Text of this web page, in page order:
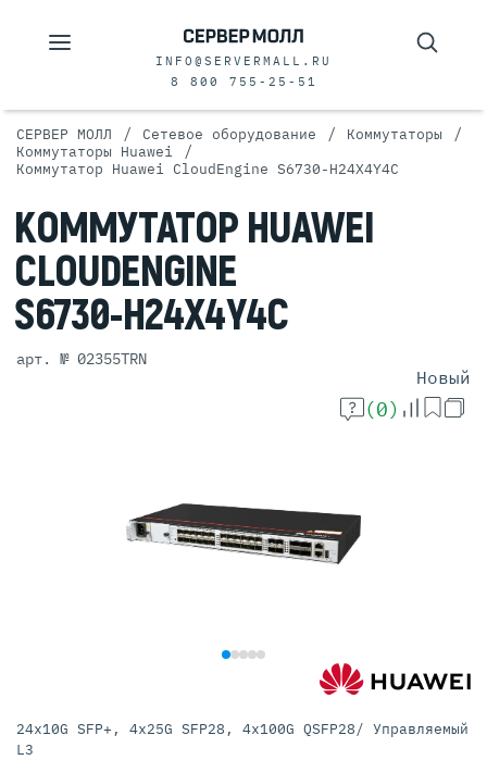
INFO@SERVERMALL.RU
8 800 755-25-51
СЕРВЕР МОЛЛ / Сетевое оборудование / Коммутаторы /
Коммутаторы Huawei /
Коммутатор Huawei CloudEngine S6730-H24X4Y4C
КОММУТАТОР HUAWEI
CLOUDENGINE
S6730-H24X4Y4C
арт. № 02355TRN
Новый
(0)
24x10G SFP+, 4x25G SFP28, 4x100G QSFP28/ Управляемый
L3